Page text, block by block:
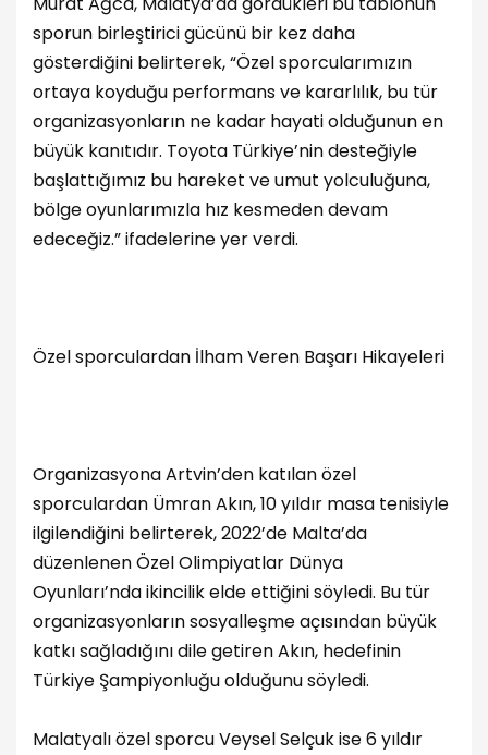
sporun birleştirici gücünü bir kez daha
gösterdiğini belirterek, “Özel sporcularımızın
ortaya koyduğu performans ve kararlılık, bu tür
organizasyonların ne kadar hayati olduğunun en
büyük kanıtıdır. Toyota Türkiye’nin desteğiyle
başlattığımız bu hareket ve umut yolculuğuna,
bölge oyunlarımızla hız kesmeden devam
edeceğiz.” ifadelerine yer verdi.
Özel sporculardan İlham Veren Başarı Hikayeleri
Organizasyona Artvin’den katılan özel
sporculardan Ümran Akın, 10 yıldır masa tenisiyle
ilgilendiğini belirterek, 2022’de Malta’da
düzenlenen Özel Olimpiyatlar Dünya
Oyunları’nda ikincilik elde ettiğini söyledi. Bu tür
organizasyonların sosyalleşme açısından büyük
katkı sağladığını dile getiren Akın, hedefinin
Türkiye Şampiyonluğu olduğunu söyledi.
Malatyalı özel sporcu Veysel Selçuk ise 6 yıldır